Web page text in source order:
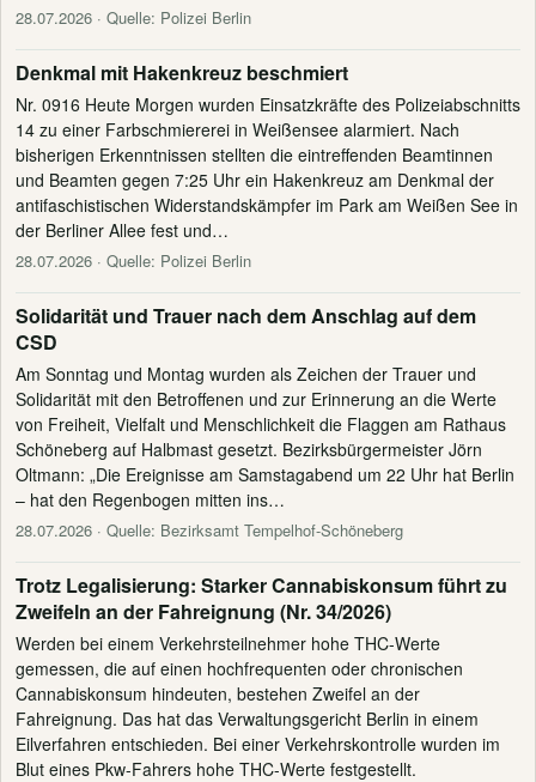
28.07.2026 · Quelle: Polizei Berlin
Denkmal mit Hakenkreuz beschmiert
Nr. 0916 Heute Morgen wurden Einsatzkräfte des Polizeiabschnitts
14 zu einer Farbschmiererei in Weißensee alarmiert. Nach
bisherigen Erkenntnissen stellten die eintreffenden Beamtinnen
und Beamten gegen 7:25 Uhr ein Hakenkreuz am Denkmal der
antifaschistischen Widerstandskämpfer im Park am Weißen See in
der Berliner Allee fest und…
28.07.2026 · Quelle: Polizei Berlin
Solidarität und Trauer nach dem Anschlag auf dem
CSD
Am Sonntag und Montag wurden als Zeichen der Trauer und
Solidarität mit den Betroffenen und zur Erinnerung an die Werte
von Freiheit, Vielfalt und Menschlichkeit die Flaggen am Rathaus
Schöneberg auf Halbmast gesetzt. Bezirksbürgermeister Jörn
Oltmann: „Die Ereignisse am Samstagabend um 22 Uhr hat Berlin
– hat den Regenbogen mitten ins…
28.07.2026 · Quelle: Bezirksamt Tempelhof-Schöneberg
Trotz Legalisierung: Starker Cannabiskonsum führt zu
Zweifeln an der Fahreignung (Nr. 34/2026)
Werden bei einem Verkehrsteilnehmer hohe THC-Werte
gemessen, die auf einen hochfrequenten oder chronischen
Cannabiskonsum hindeuten, bestehen Zweifel an der
Fahreignung. Das hat das Verwaltungsgericht Berlin in einem
Eilverfahren entschieden. Bei einer Verkehrskontrolle wurden im
Blut eines Pkw-Fahrers hohe THC-Werte festgestellt.